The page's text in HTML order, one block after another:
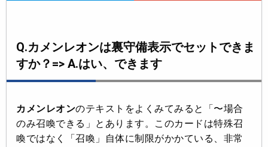
Q.カメンレオンは裏守備表示でセットできま
すか？=> A.はい、できます
カメンレオンのテキストをよくみてみると「〜場合
のみ召喚できる 」とあります。このカードは特殊召
喚ではなく「召喚」自体に制限がかかている、非常